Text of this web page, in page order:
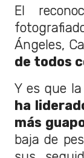
El
Ángeles,
de todos
Y es que
ha
más
baja de